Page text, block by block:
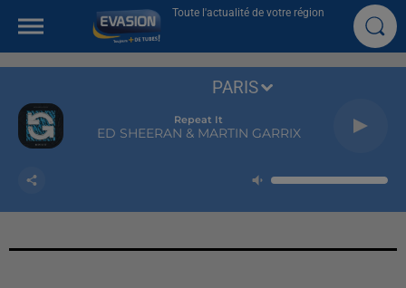
Toute l'actualité de votre région
Repeat It
ED SHEERAN & MARTIN GARRIX
PARIS